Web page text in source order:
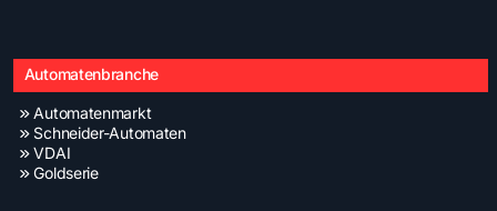
Automatenbranche
Automatenmarkt
Schneider-Automaten
VDAI
Goldserie